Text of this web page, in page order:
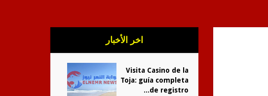
اخر الأخبار
Visita Casino de la
Toja: guía completa
de registro...